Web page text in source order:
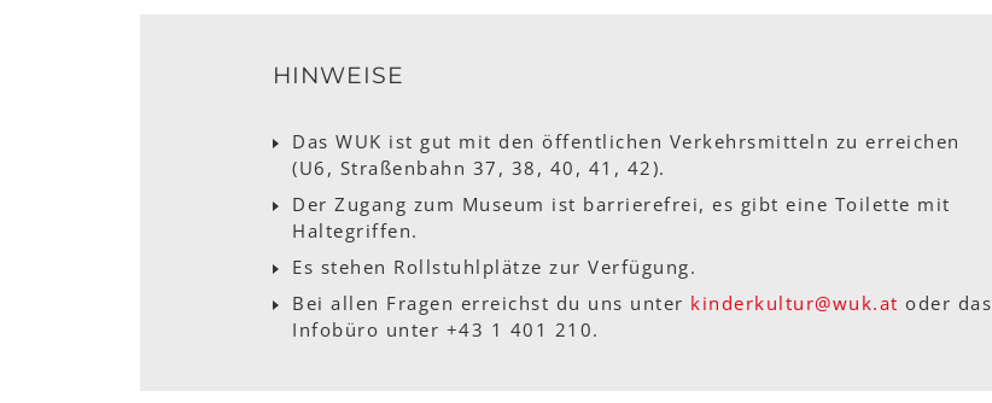
HINWEISE
Das WUK ist gut mit den öffentlichen Verkehrsmitteln zu erreichen
(U6, Straßenbahn 37, 38, 40, 41, 42).
Der Zugang zum Museum ist barrierefrei, es gibt eine Toilette mit
Haltegriffen.
Es stehen Rollstuhlplätze zur Verfügung.
Bei allen Fragen erreichst du uns unter kinderkultur@wuk.at oder das
Infobüro unter +43 1 401 210.